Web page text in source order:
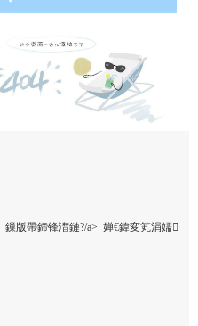
鏁版帶鍗锋澘鏈?/a> 婵€鍏変笂涓嬬